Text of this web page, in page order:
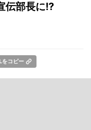
伝部長に!?
をコピー